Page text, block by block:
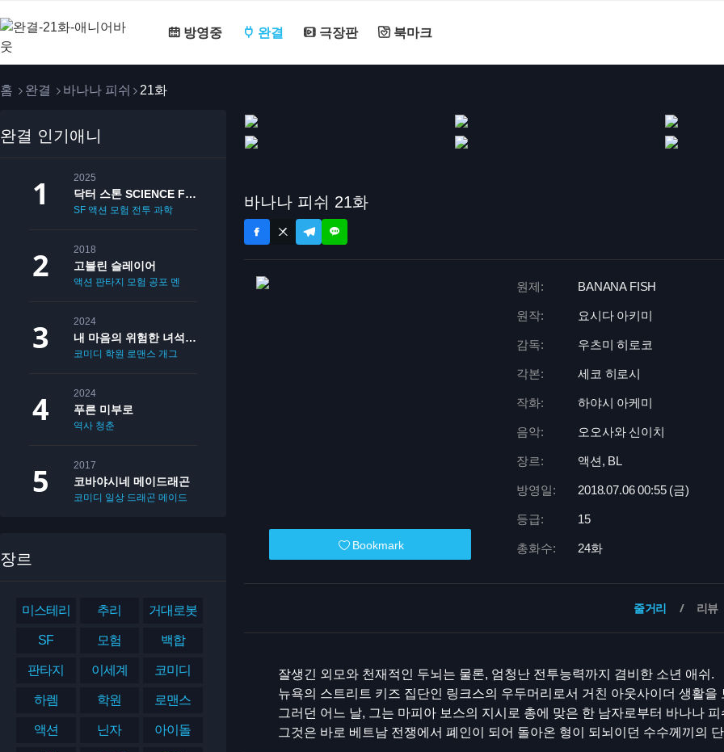
방영중 완결 극장판 북마크
홈 완결 바나나 피쉬 21화
완결 인기애니
2025
닥터 스톤 SCIENCE FUTURE
SF 액션 모험 전투 과학
2018
고블린 슬레이어
액션 판타지 모험 공포 멘붕
2024
내 마음의 위험한 녀석 2기
코미디 학원 로맨스 개그
2024
푸른 미부로
역사 청춘
2017
코바야시네 메이드래곤
코미디 일상 드래곤 메이드
장르
미스테리 추리 거대로봇
SF 모험 백합
판타지 이세계 코미디
하렘 학원 로맨스
액션 닌자 아이돌
바나나 피쉬 21화
Bookmark
원제: BANANA FISH
원작: 요시다 아키미
감독: 우츠미 히로코
각본: 세코 히로시
작화: 하야시 아케미
음악: 오오사와 신이치
장르: 액션, BL
방영일: 2018.07.06 00:55 (금)
등급: 15
총화수: 24화
줄거리 리뷰
잘생긴 외모와 천재적인 두뇌는 물론, 엄청난 전투능력까지 겸비한 소년 애쉬.
뉴욕의 스트리트 키즈 집단인 링크스의 우두머리로서 거친 아웃사이더 생활을
그러던 어느 날, 그는 마피아 보스의 지시로 총에 맞은 한 남자로부터 바나나
그것은 바로 베트남 전쟁에서 폐인이 되어 돌아온 형이 되뇌이던 수수께끼의